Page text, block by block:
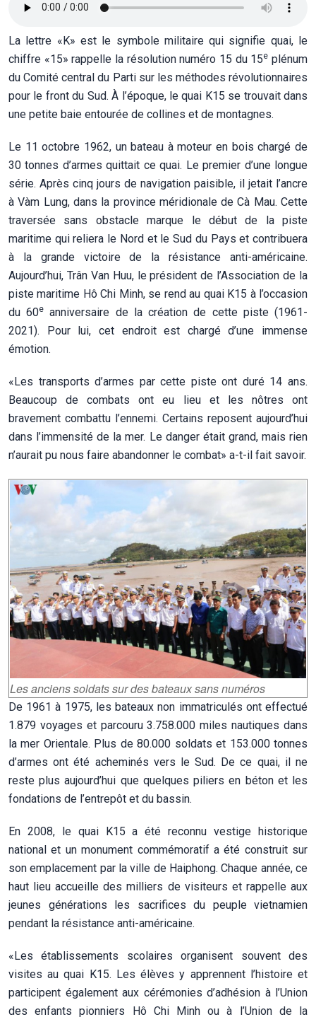
La lettre «K» est le symbole militaire qui signifie quai, le
chiffre «15» rappelle la résolution numéro 15 du 15e plénum
du Comité central du Parti sur les méthodes révolutionnaires
pour le front du Sud. À l’époque, le quai K15 se trouvait dans
une petite baie entourée de collines et de montagnes.
Le 11 octobre 1962, un bateau à moteur en bois chargé de
30 tonnes d’armes quittait ce quai. Le premier d’une longue
série. Après cinq jours de navigation paisible, il jetait l’ancre
à Vàm Lung, dans la province méridionale de Cà Mau. Cette
traversée sans obstacle marque le début de la piste
maritime qui reliera le Nord et le Sud du Pays et contribuera
à la grande victoire de la résistance anti-américaine.
Aujourd’hui, Trân Van Huu, le président de l’Association de la
piste maritime Hô Chi Minh, se rend au quai K15 à l’occasion
du 60e anniversaire de la création de cette piste (1961-
2021). Pour lui, cet endroit est chargé d’une immense
émotion.
«Les transports d’armes par cette piste ont duré 14 ans.
Beaucoup de combats ont eu lieu et les nôtres ont
bravement combattu l’ennemi. Certains reposent aujourd’hui
dans l’immensité de la mer. Le danger était grand, mais rien
n’aurait pu nous faire abandonner le combat» a-t-il fait savoir.
Les anciens soldats sur des bateaux sans numéros
De 1961 à 1975, les bateaux non immatriculés ont effectué
1.879 voyages et parcouru 3.758.000 miles nautiques dans
la mer Orientale. Plus de 80.000 soldats et 153.000 tonnes
d’armes ont été acheminés vers le Sud. De ce quai, il ne
reste plus aujourd’hui que quelques piliers en béton et les
fondations de l’entrepôt et du bassin.
En 2008, le quai K15 a été reconnu vestige historique
national et un monument commémoratif a été construit sur
son emplacement par la ville de Haiphong. Chaque année, ce
haut lieu accueille des milliers de visiteurs et rappelle aux
jeunes générations les sacrifices du peuple vietnamien
pendant la résistance anti-américaine.
«Les établissements scolaires organisent souvent des
visites au quai K15. Les élèves y apprennent l’histoire et
participent également aux cérémonies d’adhésion à l’Union
des enfants pionniers Hô Chi Minh ou à l’Union de la